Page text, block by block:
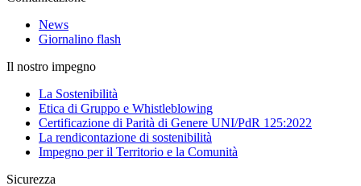
News
Giornalino flash
Il nostro impegno
La Sostenibilità
Etica di Gruppo e Whistleblowing
Certificazione di Parità di Genere UNI/PdR 125:2022
La rendicontazione di sostenibilità
Impegno per il Territorio e la Comunità
Sicurezza